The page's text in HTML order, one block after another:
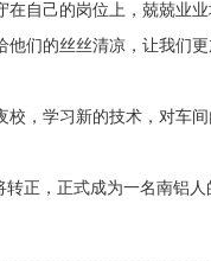
自己的岗位上，兢兢业
们的丝丝清凉，让我们
，学习新的技术，对车间
转正，正式成为一名南铝